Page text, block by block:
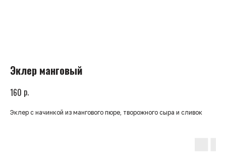
Эклер манговый
160 р.
Эклер с начинкой из мангового пюре, творожного сыра и сливок